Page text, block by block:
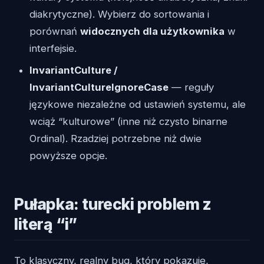
diakrytyczne). Wybierz do sortowania i
porównań widocznych dla użytkownika w
interfejsie.
InvariantCulture /
InvariantCultureIgnoreCase — reguły
językowe niezależne od ustawień systemu, ale
wciąż “kulturowe” (inne niż czysto binarne
Ordinal). Rzadziej potrzebne niż dwie
powyższe opcje.
Pułapka: turecki problem z
literą “i”
To klasyczny, realny bug, który pokazuje,